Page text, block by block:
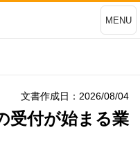
MENU
文書作成日：2026/08/04
受付が始まる業